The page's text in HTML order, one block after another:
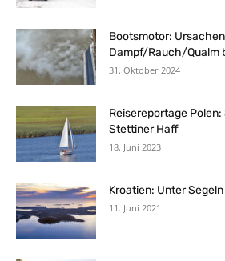
Bootsmotor:
Dampf/Rauch/Qualm
31. Oktober 2024
Reisereportage
Stettiner Haff
18. Juni 2023
Kroatien: Unter
11. Juni 2021